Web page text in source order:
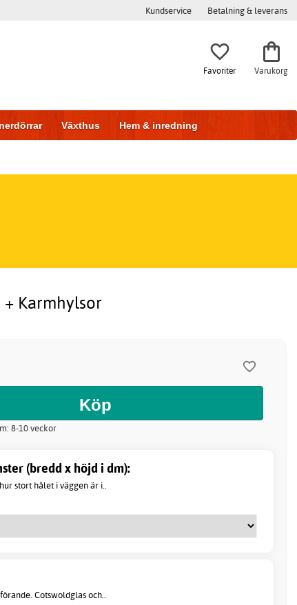
Kundservice Betalning & leverans
Favoriter Varukorg
Växthus Hem & inredning
Karmhylsor
8-10 veckor
(bredd x höjd i dm):
stort hålet i väggen är i..
Cotswoldglas och..